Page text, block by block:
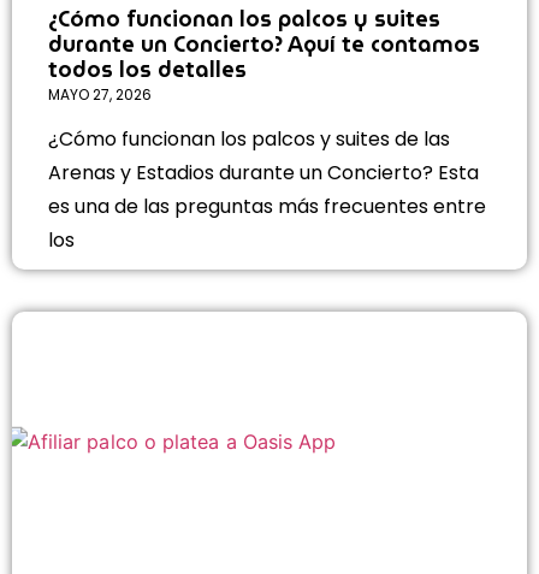
¿Cómo funcionan los palcos y suites
durante un Concierto? Aquí te contamos
todos los detalles
MAYO 27, 2026
¿Cómo funcionan los palcos y suites de las
Arenas y Estadios durante un Concierto? Esta
es una de las preguntas más frecuentes entre
los